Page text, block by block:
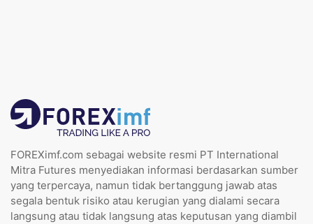
FOREXimf.com sebagai website resmi PT International
Mitra Futures menyediakan informasi berdasarkan sumber
yang terpercaya, namun tidak bertanggung jawab atas
segala bentuk risiko atau kerugian yang dialami secara
langsung atau tidak langsung atas keputusan yang diambil